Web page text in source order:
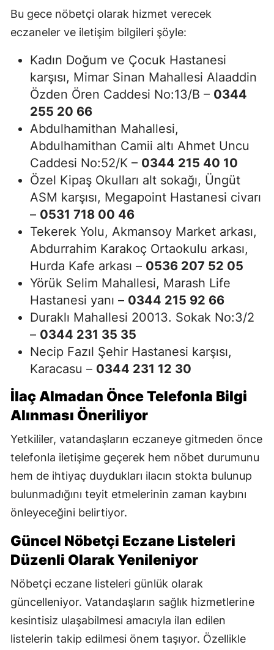
Bu gece nöbetçi olarak hizmet verecek
eczaneler ve iletişim bilgileri şöyle:
Kadın Doğum ve Çocuk Hastanesi
karşısı, Mimar Sinan Mahallesi Alaaddin
Özden Ören Caddesi No:13/B – 0344
255 20 66
Abdulhamithan Mahallesi,
Abdulhamithan Camii altı Ahmet Uncu
Caddesi No:52/K – 0344 215 40 10
Özel Kipaş Okulları alt sokağı, Üngüt
ASM karşısı, Megapoint Hastanesi civarı
– 0531 718 00 46
Tekerek Yolu, Akmansoy Market arkası,
Abdurrahim Karakoç Ortaokulu arkası,
Hurda Kafe arkası – 0536 207 52 05
Yörük Selim Mahallesi, Marash Life
Hastanesi yanı – 0344 215 92 66
Duraklı Mahallesi 20013. Sokak No:3/2
– 0344 231 35 35
Necip Fazıl Şehir Hastanesi karşısı,
Karacasu – 0344 231 12 30
İlaç Almadan Önce Telefonla Bilgi
Alınması Öneriliyor
Yetkililer, vatandaşların eczaneye gitmeden önce
telefonla iletişime geçerek hem nöbet durumunu
hem de ihtiyaç duydukları ilacın stokta bulunup
bulunmadığını teyit etmelerinin zaman kaybını
önleyeceğini belirtiyor.
Güncel Nöbetçi Eczane Listeleri
Düzenli Olarak Yenileniyor
Nöbetçi eczane listeleri günlük olarak
güncelleniyor. Vatandaşların sağlık hizmetlerine
kesintisiz ulaşabilmesi amacıyla ilan edilen
listelerin takip edilmesi önem taşıyor. Özellikle